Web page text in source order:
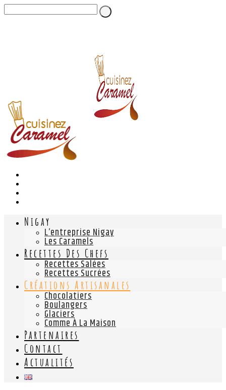
Nigay
L’entreprise Nigay
Les Caramels
Recettes Des Chefs
Recettes Salées
Recettes Sucrées
Créations Artisanales
Chocolatiers
Boulangers
Glaciers
Comme À La Maison
Partenaires
Contact
Actualités